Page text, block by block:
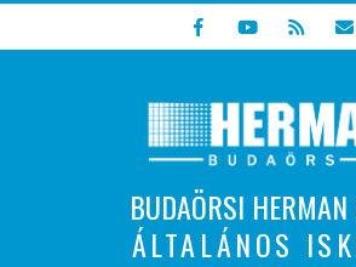
to
BUDAÖRSI HERMAN
ÁLTALÁNOS